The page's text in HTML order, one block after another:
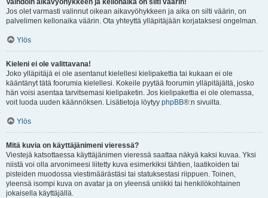
Vaihdoin aikavyöhykkeen ja kellonaika on silti väärin!
Jos olet varmasti valinnut oikean aikavyöhykkeen ja aika on silti väärin, on
palvelimen kellonaika väärin. Ota yhteyttä ylläpitäjään korjataksesi ongelman.
Ylös
Kieleni ei ole valittavana!
Joko ylläpitäjä ei ole asentanut kielellesi kielipakettia tai kukaan ei ole
kääntänyt tätä foorumia kielellesi. Kokeile pyytää foorumin ylläpitäjältä, josko
hän voisi asentaa tarvitsemasi kielipaketin. Jos kielipakettia ei ole olemassa,
voit luoda uuden käännöksen. Lisätietoja löytyy phpBB®:n sivuilta.
Ylös
Mitä kuvia on käyttäjänimeni vieressä?
Viestejä katsottaessa käyttäjänimen vieressä saattaa näkyä kaksi kuvaa. Yksi
niistä voi olla arvonimeesi liitetty kuva esimerkiksi tähtien, laatikoiden tai
pisteiden muodossa viestimäärästäsi tai statuksestasi riippuen. Toinen,
yleensä isompi kuva on avatar ja on yleensä uniikki tai henkilökohtainen
jokaisella käyttäjällä.